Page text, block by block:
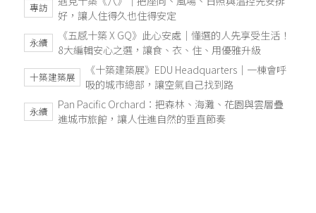
專訪
好，讓人住得久也住得安定
永續
《五感十築 X GQ》此心安處｜懂選的人先享受生活！
8大編輯安心之選，讓食、衣、住、用優雅升級
十築建築展
《十築建築展》EDU Headquarters｜一棟會呼
吸的城市總部，讓空氣自己找到路
永續
Pan Pacific Orchard：把森林、海灘、花園與雲層疊
進城市旅館，讓人住進自然的垂直節奏